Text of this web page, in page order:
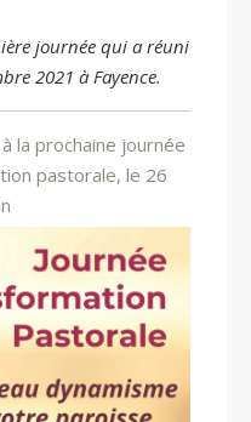
journée qui a réuni
2021 à Fayence.
la prochaine journée
pastorale, le 26